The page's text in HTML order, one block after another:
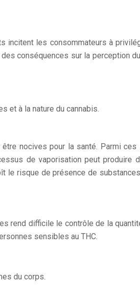
incitent les consommateurs à
conséquences sur la perception
et à la nature du cannabis.
nocives pour la santé. Parmi ces
de vaporisation peut produire
le risque de présence de
rend difficile le contrôle de la
sensibles au THC.
du corps.